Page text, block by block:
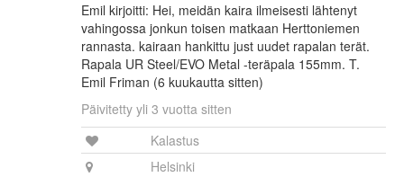
Emil kirjoitti: Hei, meidän kaira ilmeisesti lähtenyt
vahingossa jonkun toisen matkaan Herttoniemen
rannasta. kairaan hankittu just uudet rapalan terät.
Rapala UR Steel/EVO Metal -teräpala 155mm. T.
Emil Friman (6 kuukautta sitten)
Päivitetty yli 3 vuotta sitten
Kalastus
Helsinki